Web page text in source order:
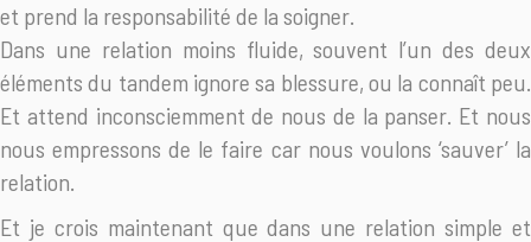
et prend la responsabilité de la soigner.
Dans une relation moins fluide, souvent l’un des deux
éléments du tandem ignore sa blessure, ou la connaît peu.
Et attend inconsciemment de nous de la panser. Et nous
nous empressons de le faire car nous voulons ‘sauver’ la
relation.
Et je crois maintenant que dans une relation simple et